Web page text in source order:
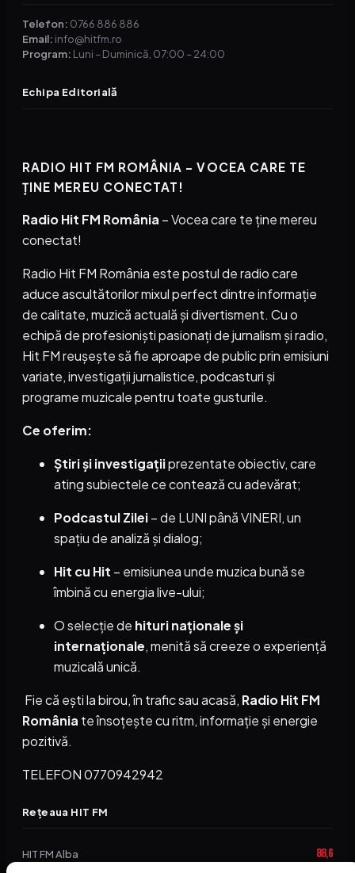
Telefon: 0766 886 886
Email: info@hitfm.ro
Program: Luni – Duminică, 07:00 – 24:00
Echipa Editorială
RADIO HIT FM ROMÂNIA – VOCEA CARE TE
ȚINE MEREU CONECTAT!
Radio Hit FM România – Vocea care te ține mereu
conectat!
Radio Hit FM România este postul de radio care
aduce ascultătorilor mixul perfect dintre informație
de calitate, muzică actuală și divertisment. Cu o
echipă de profesioniști pasionați de jurnalism și radio,
Hit FM reușește să fie aproape de public prin emisiuni
variate, investigații jurnalistice, podcasturi și
programe muzicale pentru toate gusturile.
Ce oferim:
Știri și investigațiiprezentate obiectiv, care
ating subiectele ce contează cu adevărat;
Podcastul Zilei– de LUNI până VINERI, un
spațiu de analiză și dialog;
Hit cu Hit – emisiunea unde muzica bună se
îmbină cu energia live-ului;
O selecție de hituri naționale și
internaționale, menită să creeze o experiență
muzicală unică.
Fie că ești la birou, în trafic sau acasă, Radio Hit FM
România te însoțește cu ritm, informație și energie
pozitivă.
TELEFON 0770942942
Rețeaua HIT FM
HIT FM Alba 88,6